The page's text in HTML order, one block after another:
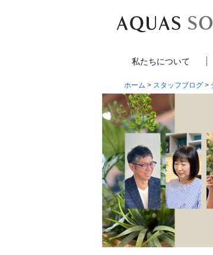
私たちについて
ホーム > スタッフブログ >